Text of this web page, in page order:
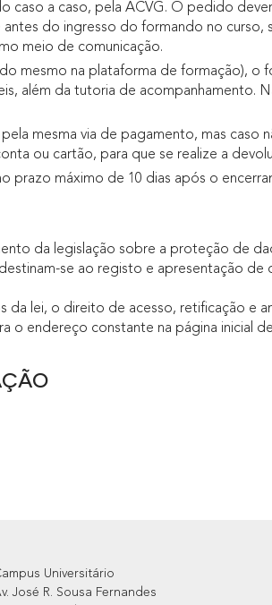
caso a caso, pela ACVG. O pedido
do ingresso do formando no
meio de comunicação.
mesmo na plataforma de formação), o
além da tutoria de acompanhamento.
mesma via de pagamento, mas caso
ou cartão, para que se realize a
prazo máximo de 10 dias após o
da legislação sobre a proteção de
se ao registo e apresentação
lei, o direito de acesso, retificação e
o endereço constante na página inicial
Universitário
José R. Sousa Fernandes